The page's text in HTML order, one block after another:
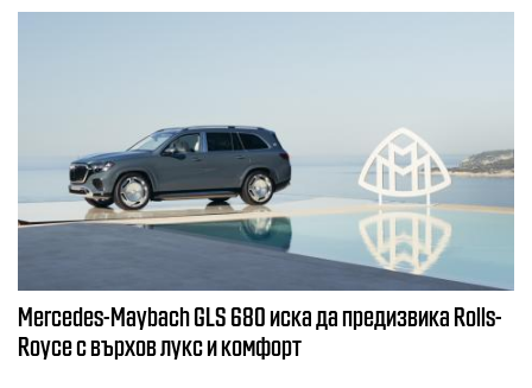
Mercedes-Maybach GLS 680 иска да предизвика Rolls-
Royce с върхов лукс и комфорт